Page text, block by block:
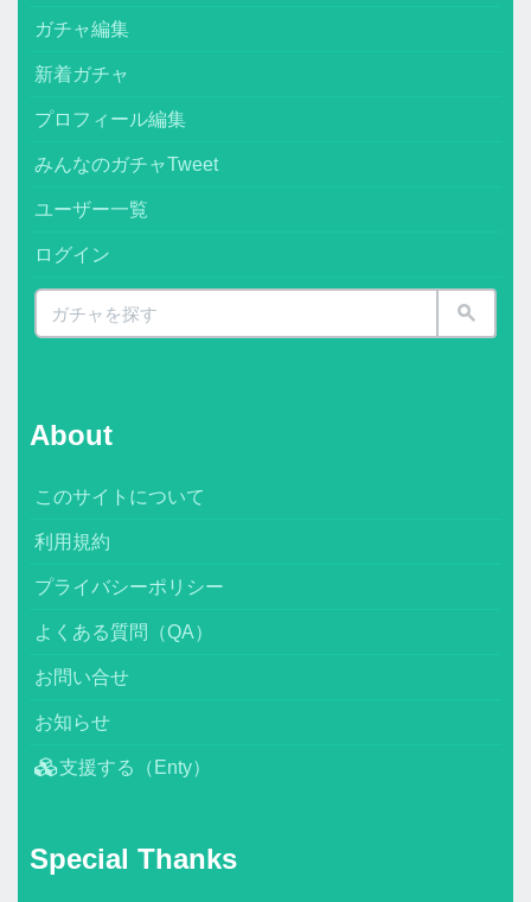
ガチャ編集
新着ガチャ
プロフィール編集
みんなのガチャTweet
ユーザー一覧
ログイン
About
このサイトについて
利用規約
プライバシーポリシー
よくある質問（QA）
お問い合せ
お知らせ
支援する（Enty）
Special Thanks